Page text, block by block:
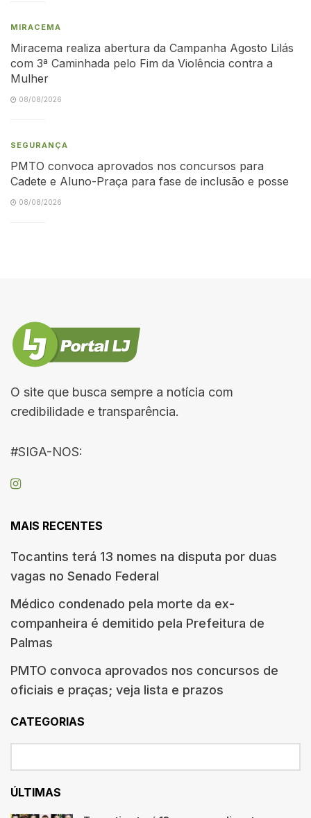
MIRACEMA
Miracema realiza abertura da Campanha Agosto Lilás
com 3ª Caminhada pelo Fim da Violência contra a
Mulher
08/08/2026
SEGURANÇA
PMTO convoca aprovados nos concursos para
Cadete e Aluno-Praça para fase de inclusão e posse
08/08/2026
O site que busca sempre a notícia com
credibilidade e transparência.
#SIGA-NOS:
MAIS RECENTES
Tocantins terá 13 nomes na disputa por duas
vagas no Senado Federal
Médico condenado pela morte da ex-
companheira é demitido pela Prefeitura de
Palmas
PMTO convoca aprovados nos concursos de
oficiais e praças; veja lista e prazos
CATEGORIAS
ÚLTIMAS